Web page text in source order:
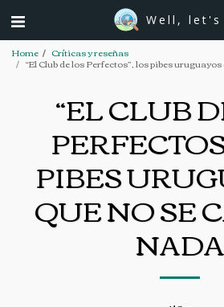
Well, let's
Home Críticas y reseñas
“El Club de los Perfectos”, los pibes
“EL CLUB
PIBES
QUE NO SE
NADA